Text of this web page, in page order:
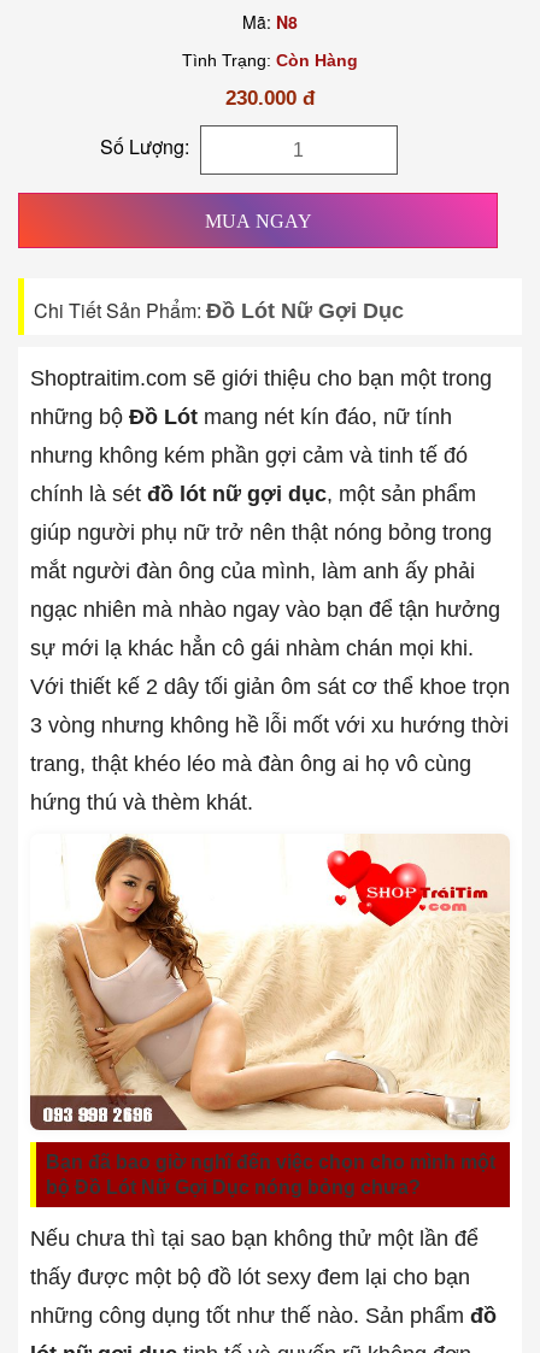
Mã: N8
Tình Trạng: Còn Hàng
230.000 đ
Số Lượng:
MUA NGAY
Chi Tiết Sản Phẩm: Đồ Lót Nữ Gợi Dục
Shoptraitim.com sẽ giới thiệu cho bạn một trong
những bộ Đồ Lót mang nét kín đáo, nữ tính
nhưng không kém phần gợi cảm và tinh tế đó
chính là sét đồ lót nữ gợi dục, một sản phẩm
giúp người phụ nữ trở nên thật nóng bỏng trong
mắt người đàn ông của mình, làm anh ấy phải
ngạc nhiên mà nhào ngay vào bạn để tận hưởng
sự mới lạ khác hẳn cô gái nhàm chán mọi khi.
Với thiết kế 2 dây tối giản ôm sát cơ thể khoe trọn
3 vòng nhưng không hề lỗi mốt với xu hướng thời
trang, thật khéo léo mà đàn ông ai họ vô cùng
hứng thú và thèm khát.
Bạn đã bao giờ nghĩ đến việc chọn cho mình một
bộ Đồ Lót Nữ Gợi Dục nóng bỏng chưa?
Nếu chưa thì tại sao bạn không thử một lần để
thấy được một bộ đồ lót sexy đem lại cho bạn
những công dụng tốt như thế nào. Sản phẩm đồ